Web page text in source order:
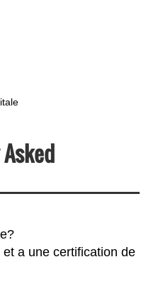
a une certification de